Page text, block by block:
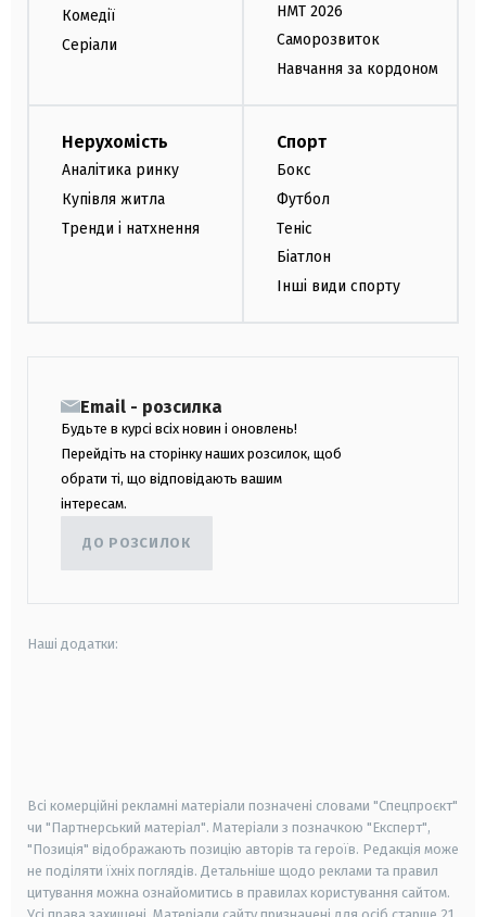
Комедії
Серіали
НМТ 2026
Саморозвиток
Навчання за кордоном
Нерухомість
Аналітика ринку
Купівля житла
Тренди і натхнення
Спорт
Бокс
Футбол
Теніс
Біатлон
Інші види спорту
Email - розсилка
Будьте в курсі всіх новин і оновлень!
Перейдіть на сторінку наших розсилок, щоб
обрати ті, що відповідають вашим
інтересам.
ДО РОЗСИЛОК
Наші додатки:
Всі комерційні рекламні матеріали позначені словами "Спецпроєкт"
чи "Партнерський матеріал". Матеріали з позначкою "Експерт",
"Позиція" відображають позицію авторів та героїв. Редакція може
не поділяти їхніх поглядів. Детальніше щодо реклами та правил
цитування можна ознайомитись в правилах користування сайтом.